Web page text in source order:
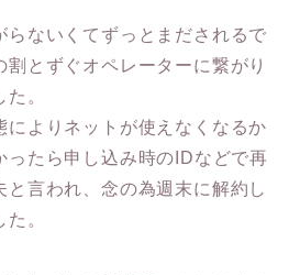
らないくてずっとまだされるで
とずぐオペレーターに繋がり
。
によりネットが使えなくなるか
ったら申し込み時のIDなどで再
と言われ、念の為週末に解約し
。